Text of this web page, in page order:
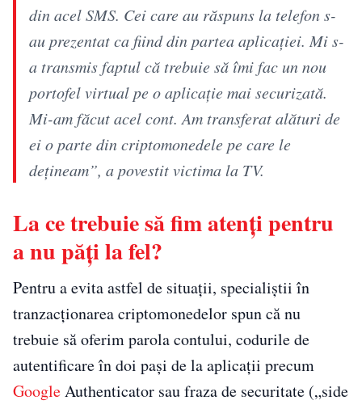
din acel SMS. Cei care au răspuns la telefon s-
au prezentat ca fiind din partea aplicației. Mi s-
a transmis faptul că trebuie să îmi fac un nou
portofel virtual pe o aplicație mai securizată.
Mi-am făcut acel cont. Am transferat alături de
ei o parte din criptomonedele pe care le
dețineam”, a povestit victima la TV.
La ce trebuie să fim atenți pentru
a nu păți la fel?
Pentru a evita astfel de situații, specialiștii în
tranzacționarea criptomonedelor spun că nu
trebuie să oferim parola contului, codurile de
autentificare în doi pași de la aplicații precum
GoogleAuthenticator sau fraza de securitate („side